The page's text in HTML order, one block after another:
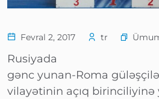
Fevral 2, 2017 tr
Rusiyada
gənc yunan-Roma
vilayətinin açıq birinciliyinə